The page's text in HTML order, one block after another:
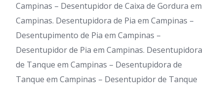
Campinas – Desentupidor de Caixa de Gordura em
Campinas. Desentupidora de Pia em Campinas –
Desentupimento de Pia em Campinas –
Desentupidor de Pia em Campinas. Desentupidora
de Tanque em Campinas – Desentupidora de
Tanque em Campinas – Desentupidor de Tanque